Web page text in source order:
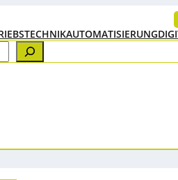
AUTOMATISIERUNG